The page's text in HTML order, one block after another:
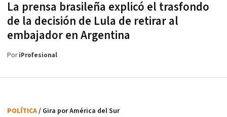
La prensa brasileña explicó el trasfondo
de la decisión de Lula de retirar al
embajador en Argentina
PoriProfesional
POLÍTICA/ Gira por América del Sur